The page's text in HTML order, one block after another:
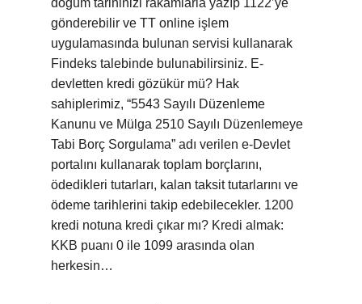
doğum tarihinizi rakamlarla yazıp 1122’ye
gönderebilir ve TT online işlem
uygulamasında bulunan servisi kullanarak
Findeks talebinde bulunabilirsiniz. E-
devletten kredi gözükür mü? Hak
sahiplerimiz, “5543 Sayılı Düzenleme
Kanunu ve Mülga 2510 Sayılı Düzenlemeye
Tabi Borç Sorgulama” adı verilen e-Devlet
portalını kullanarak toplam borçlarını,
ödedikleri tutarları, kalan taksit tutarlarını ve
ödeme tarihlerini takip edebilecekler. 1200
kredi notuna kredi çıkar mı? Kredi almak:
KKB puanı 0 ile 1099 arasında olan
herkesin…